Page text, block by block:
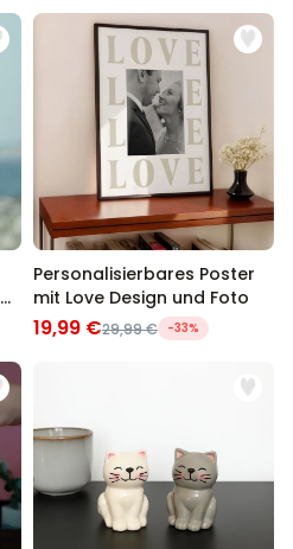
Personalisierbares Poster
mit Love Design und Foto
19,99 €29,99 € -33%